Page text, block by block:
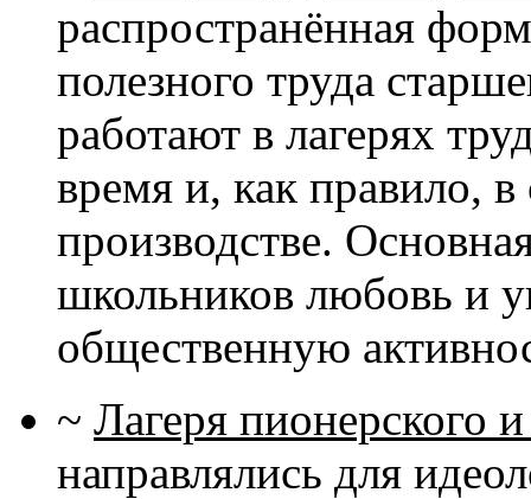
распространённая
полезного труда
работают в лагерях
время и, как правило, в
производстве.
школьников любовь и
общественную
~ Лагеря пионерского
направлялись для